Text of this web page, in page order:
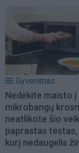
Gyvenimas
Nedėkite maisto į
mikrobangų
neatlikote šio
paprastas testas,
kurį nedaugelis